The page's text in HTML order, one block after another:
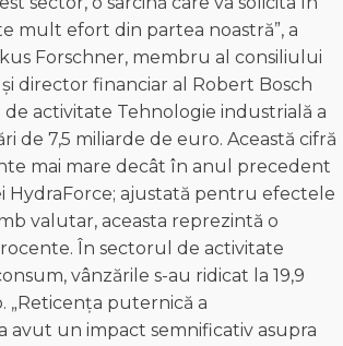
mult efort din partea noastră”, a
Forschner, membru al consiliului
director financiar al Robert Bosch
activitate Tehnologie industrială a
de 7,5 miliarde de euro. Această cifră
mai mare decât în anul precedent
HydraForce; ajustată pentru efectele
valutar, aceasta reprezintă o
În sectorul de activitate
vânzările s-au ridicat la 19,9
„Reticența puternică a
avut un impact semnificativ asupra